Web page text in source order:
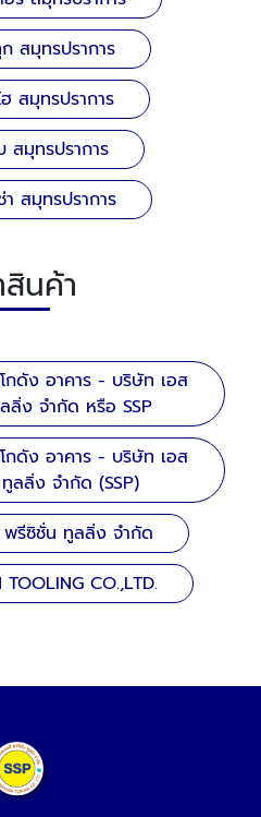
ก สมุทรปราการ
ฮ สมุทรปราการ
สมุทรปราการ
า สมุทรปราการ
นค้า
กดัง อาคาร - บริษัท เอส
ลิ่ง จำกัด หรือ SSP
กดัง อาคาร - บริษัท เอส
ลลิ่ง จำกัด (SSP)
รีซิชั่น ทูลลิ่ง จำกัด
TOOLING CO.,LTD.